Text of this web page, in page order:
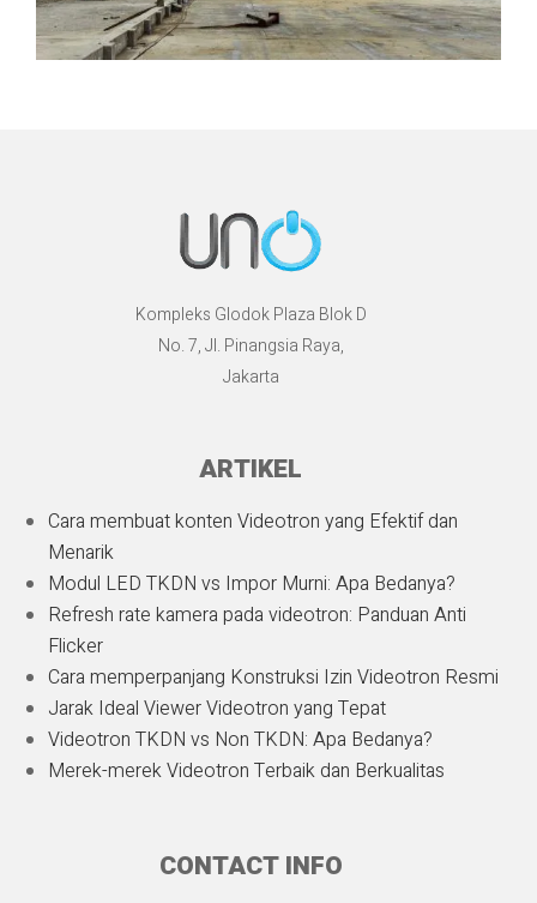
Kompleks Glodok Plaza Blok D
No. 7, Jl. Pinangsia Raya,
Jakarta
ARTIKEL
Cara membuat konten Videotron yang Efektif dan
Menarik
Modul LED TKDN vs Impor Murni: Apa Bedanya?
Refresh rate kamera pada videotron: Panduan Anti
Flicker
Cara memperpanjang Konstruksi Izin Videotron Resmi
Jarak Ideal Viewer Videotron yang Tepat
Videotron TKDN vs Non TKDN: Apa Bedanya?
Merek-merek Videotron Terbaik dan Berkualitas
CONTACT INFO